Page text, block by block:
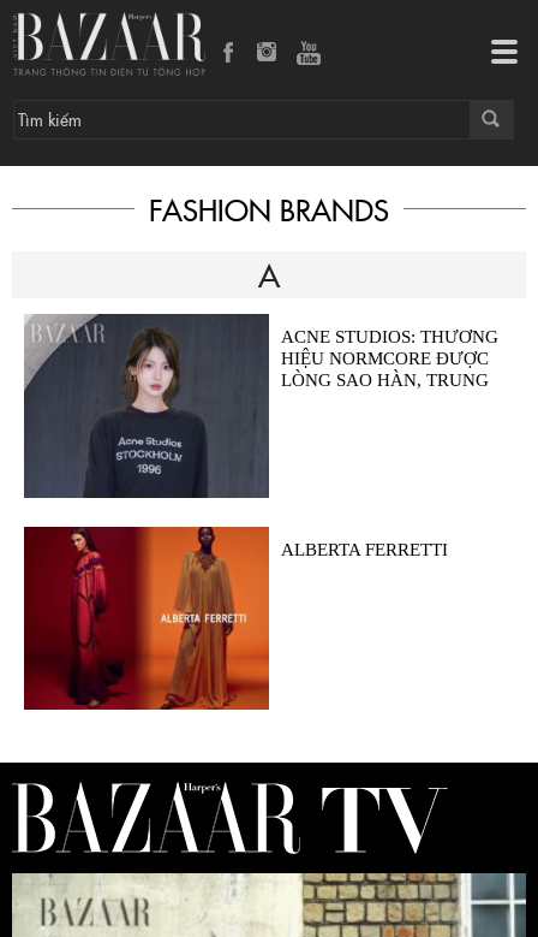
FASHION BRANDS
A
ACNE STUDIOS: THƯƠNG
HIỆU NORMCORE ĐƯỢC
LÒNG SAO HÀN, TRUNG
ALBERTA FERRETTI